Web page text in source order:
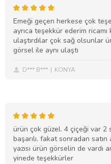
Emeği geçen herkese çok
ayrıca teşekkür ederim ricamı
ulaştırdılar çok sağ olsunlar
görsel ile aynı ulaştı
D*** B*** KONYA
ürün çok güzel. 4 çiçeği var 2
başarılı. fakat sonradan satın
yazısı ürün görselin de vardı
yinede teşekkürler